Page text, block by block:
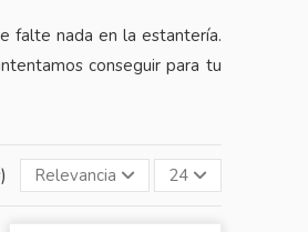
falte nada en la estantería.
conseguir para tu
Relevancia 24